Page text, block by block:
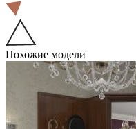
Похожие модели